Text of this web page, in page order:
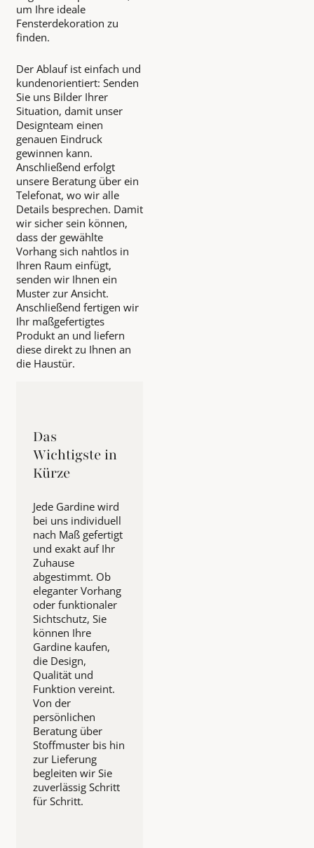
um Ihre ideale
Fensterdekoration zu
finden.
Der Ablauf ist einfach und
kundenorientiert: Senden
Sie uns Bilder Ihrer
Situation, damit unser
Designteam einen
genauen Eindruck
gewinnen kann.
Anschließend erfolgt
unsere Beratung über ein
Telefonat, wo wir alle
Details besprechen. Damit
wir sicher sein können,
dass der gewählte
Vorhang sich nahtlos in
Ihren Raum einfügt,
senden wir Ihnen ein
Muster zur Ansicht.
Anschließend fertigen wir
Ihr maßgefertigtes
Produkt an und liefern
diese direkt zu Ihnen an
die Haustür.
Das
Wichtigste in
Kürze
Jede Gardine wird
bei uns individuell
nach Maß gefertigt
und exakt auf Ihr
Zuhause
abgestimmt. Ob
eleganter Vorhang
oder funktionaler
Sichtschutz, Sie
können Ihre
Gardine kaufen,
die Design,
Qualität und
Funktion vereint.
Von der
persönlichen
Beratung über
Stoffmuster bis hin
zur Lieferung
begleiten wir Sie
zuverlässig Schritt
für Schritt.